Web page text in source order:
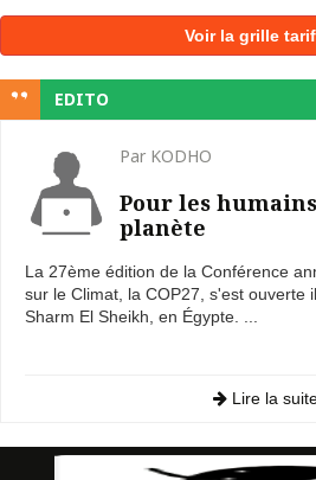
Voir la grille
EDITO
Par KODHO
Pour les
planète
La 27ème édition de la Conférence
sur le Climat, la COP27, s'est ouverte
Sharm El Sheikh, en Égypte. ...
Lire la